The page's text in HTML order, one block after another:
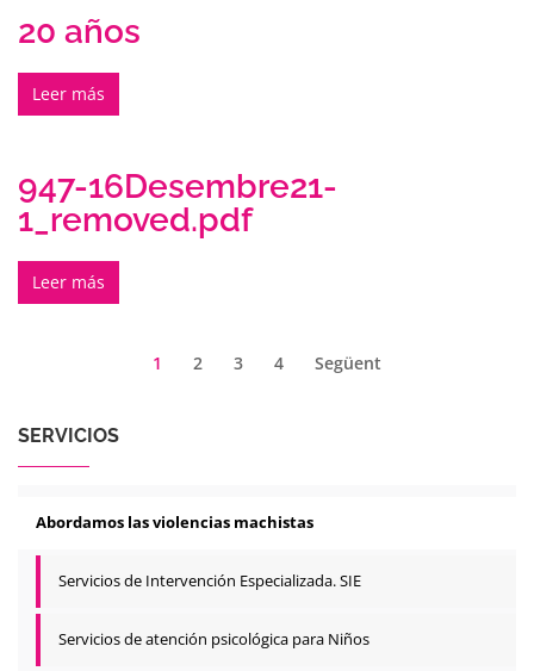
SERVICIOS
Abordamos las violencias machistas
Servicios de Intervención Especializada. SIE
Servicios de atención psicológica para Niños
20 años
Leer más
947-16Desembre21-
1_removed.pdf
Leer más
1 2 3 4 Següent